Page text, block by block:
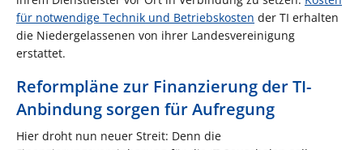
für notwendige Technik und Betriebskosten der TI erhalten
die Niedergelassenen von ihrer Landesvereinigung
erstattet.
Reformpläne zur Finanzierung der TI-
Anbindung sorgen für Aufregung
Hier droht nun neuer Streit: Denn die